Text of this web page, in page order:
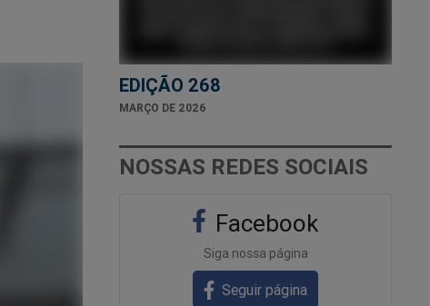
EDIÇÃO 268
MARÇO DE 2026
NOSSAS REDES SOCIAIS
Facebook
Siga nossa página
Seguir página